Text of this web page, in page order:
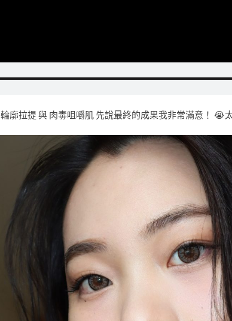
廓拉提 與 肉毒咀嚼肌 先說最終的成果我非常滿意！ 😭